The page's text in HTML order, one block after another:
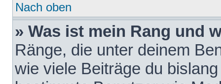
Nach oben
» Was ist mein Rang und
Ränge, die unter deinem
wie viele Beiträge du